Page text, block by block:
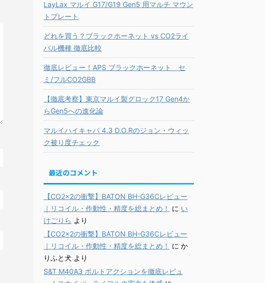
LayLax マルイ G17/G19 Gen5 用マルチ マウン
トプレート
どれを買う？ブラックホーネット vs CO2ライ
バル機種 徹底比較
徹底レビュー！APS ブラックホーネット セ
ミ/フルCO2GBB
【徹底考察】東京マルイ製グロック17 Gen4か
らGen5への進化論
マルイハイキャパ 4.3 D.O.Rのジョン・ウィッ
ク被り度チェック
最近のコメント
【CO2×2の衝撃】BATON BH-G36Cレビュー
｜リコイル・作動性・精度を総まとめ！
に い
けごりら より
【CO2×2の衝撃】BATON BH-G36Cレビュー
｜リコイル・作動性・精度を総まとめ！
に か
りふと犬 より
S&T M40A3 ボルトアクションを徹底レビュ